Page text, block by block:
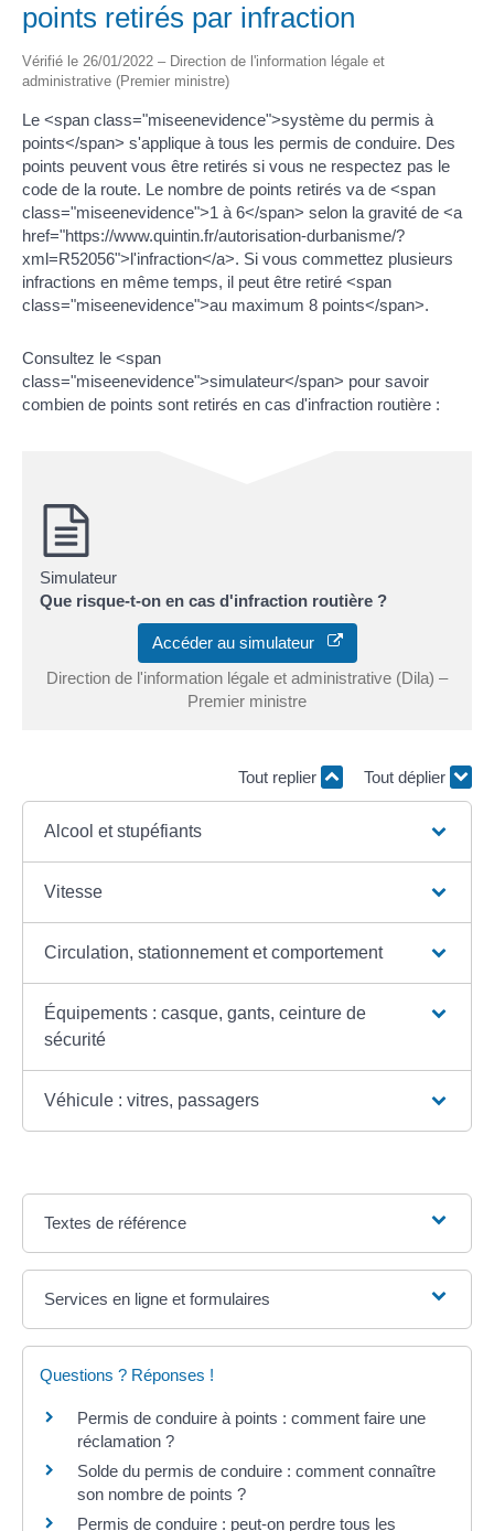
points retirés par infraction
Vérifié le 26/01/2022 – Direction de l'information légale et
administrative (Premier ministre)
Le <span class="miseenevidence">système du permis à
points</span> s'applique à tous les permis de conduire. Des
points peuvent vous être retirés si vous ne respectez pas le
code de la route. Le nombre de points retirés va de <span
class="miseenevidence">1 à 6</span> selon la gravité de <a
href="https://www.quintin.fr/autorisation-durbanisme/?
xml=R52056">l'infraction</a>. Si vous commettez plusieurs
infractions en même temps, il peut être retiré <span
class="miseenevidence">au maximum 8 points</span>.
Consultez le <span
class="miseenevidence">simulateur</span> pour savoir
combien de points sont retirés en cas d'infraction routière :
Simulateur
Que risque-t-on en cas d'infraction routière ?
Accéder au simulateur
Direction de l'information légale et administrative (Dila) –
Premier ministre
Tout replier Tout déplier
Alcool et stupéfiants
Vitesse
Circulation, stationnement et comportement
Équipements : casque, gants, ceinture de
sécurité
Véhicule : vitres, passagers
Textes de référence
Services en ligne et formulaires
Questions ? Réponses !
Permis de conduire à points : comment faire une
réclamation ?
Solde du permis de conduire : comment connaître
son nombre de points ?
Permis de conduire : peut-on perdre tous les